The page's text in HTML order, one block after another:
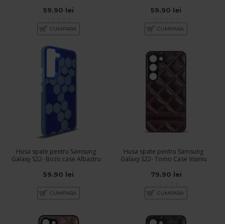
59.90 lei
CUMPARA
59.90 lei
CUMPARA
Husa spate pentru Samsung
Galaxy S22- Bozo case Albastru
59.90 lei
CUMPARA
Husa spate pentru Samsung
Galaxy S22- Tomo Case Visiniu
79.90 lei
CUMPARA